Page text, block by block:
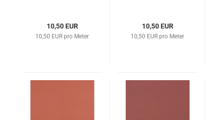
10,50 EUR
10,50 EUR pro Meter
10,50 EUR
10,50 EUR pro Meter